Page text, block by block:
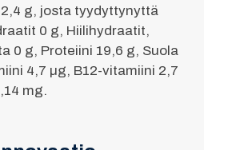
g, josta tyydyttynyttä
0 g, Hiilihydraatit,
0 g, Proteiini 19,6 g, Suola
4,7 µg, B12-vitamiini 2,7
mg.